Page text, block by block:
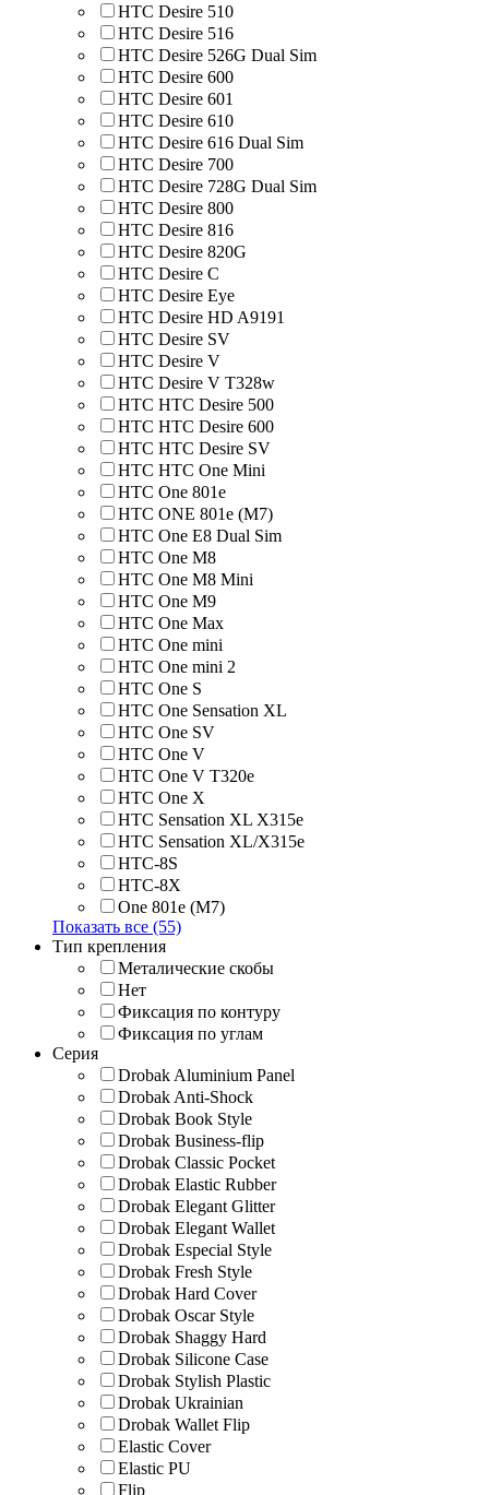
HTC Desire 510
HTC Desire 516
HTC Desire 526G Dual Sim
HTC Desire 600
HTC Desire 601
HTC Desire 610
HTC Desire 616 Dual Sim
HTC Desire 700
HTC Desire 728G Dual Sim
HTC Desire 800
HTC Desire 816
HTC Desire 820G
HTC Desire C
HTC Desire Eye
HTC Desire HD A9191
HTC Desire SV
HTC Desire V
HTC Desire V T328w
HTC HTC Desire 500
HTC HTC Desire 600
HTC HTC Desire SV
HTC HTC One Mini
HTC One 801e
HTC ONE 801e (M7)
HTC One E8 Dual Sim
HTC One M8
HTC One M8 Mini
HTC One M9
HTC One Max
HTC One mini
HTC One mini 2
HTC One S
HTC One Sensation XL
HTC One SV
HTC One V
HTC One V T320e
HTC One X
HTC Sensation XL X315e
HTC Sensation XL/X315e
HTC-8S
HTC-8X
One 801e (M7)
Показать все (55)
Тип крепления
Металические скобы
Нет
Фиксация по контуру
Фиксация по углам
Серия
Drobak Aluminium Panel
Drobak Anti-Shock
Drobak Book Style
Drobak Business-flip
Drobak Classic Pocket
Drobak Elastic Rubber
Drobak Elegant Glitter
Drobak Elegant Wallet
Drobak Especial Style
Drobak Fresh Style
Drobak Hard Cover
Drobak Oscar Style
Drobak Shaggy Hard
Drobak Silicone Case
Drobak Stylish Plastic
Drobak Ukrainian
Drobak Wallet Flip
Elastic Cover
Elastic PU
Flip